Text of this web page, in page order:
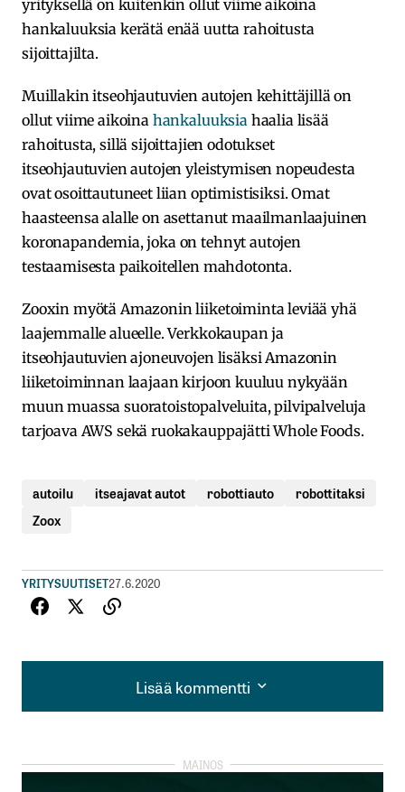
yrityksellä on kuitenkin ollut viime aikoina
hankaluuksia kerätä enää uutta rahoitusta
sijoittajilta.
Muillakin itseohjautuvien autojen kehittäjillä on
ollut viime aikoina hankaluuksia haalia lisää
rahoitusta, sillä sijoittajien odotukset
itseohjautuvien autojen yleistymisen nopeudesta
ovat osoittautuneet liian optimistisiksi. Omat
haasteensa alalle on asettanut maailmanlaajuinen
koronapandemia, joka on tehnyt autojen
testaamisesta paikoitellen mahdotonta.
Zooxin myötä Amazonin liiketoiminta leviää yhä
laajemmalle alueelle. Verkkokaupan ja
itseohjautuvien ajoneuvojen lisäksi Amazonin
liiketoiminnan laajaan kirjoon kuuluu nykyään
muun muassa suoratoistopalveluita, pilvipalveluja
tarjoava AWS sekä ruokakauppajätti Whole Foods.
autoilu itseajavat autot robottiauto
robottitaksi
Zoox
YRITYSUUTISET27.6.2020
Lisää kommentti
Lisää kommentti
kirjautua